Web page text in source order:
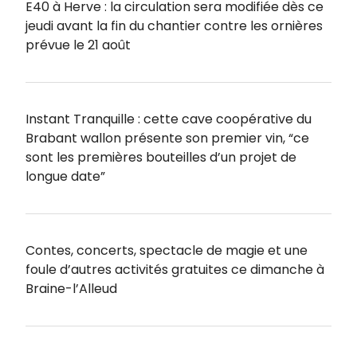
E40 à Herve : la circulation sera modifiée dès ce
jeudi avant la fin du chantier contre les ornières
prévue le 21 août
Instant Tranquille : cette cave coopérative du
Brabant wallon présente son premier vin, “ce
sont les premières bouteilles d’un projet de
longue date”
Contes, concerts, spectacle de magie et une
foule d’autres activités gratuites ce dimanche à
Braine-l’Alleud